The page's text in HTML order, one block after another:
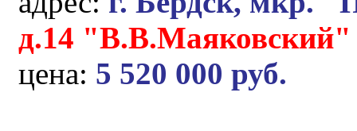
д.14 "В.В.Маяковский"
цена: 5 520 000 руб.